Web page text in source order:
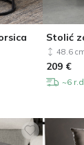
Stolić
48.6
209 €
~6